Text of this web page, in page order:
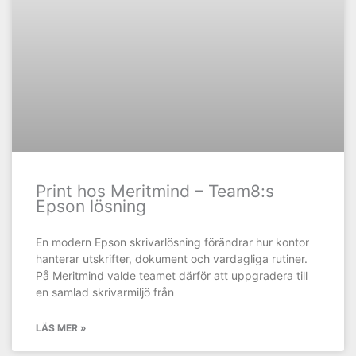
Print hos Meritmind – Team8:s
Epson lösning
En modern Epson skrivarlösning förändrar hur kontor
hanterar utskrifter, dokument och vardagliga rutiner.
På Meritmind valde teamet därför att uppgradera till
en samlad skrivarmiljö från
LÄS MER »